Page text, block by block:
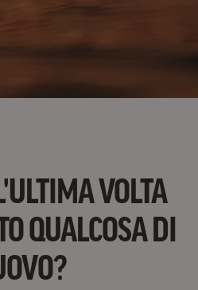
VOLTA
QUALCOSA DI